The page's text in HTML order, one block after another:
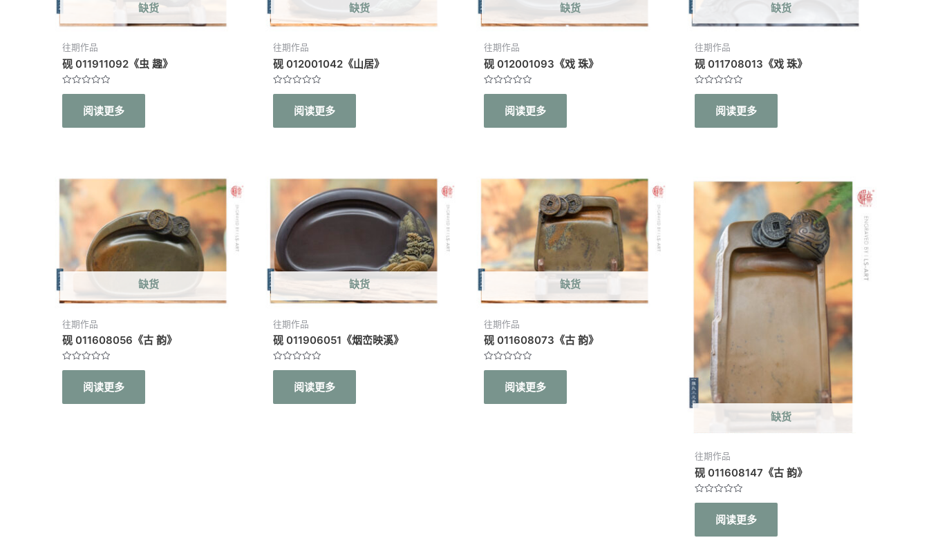
缺货
往期作品
砚 011911092《虫 趣》
评
&sol;
5
阅读更多
缺货
往期作品
砚 012001042《山居》
评
&sol;
5
阅读更多
缺货
往期作品
砚 012001093《戏 珠》
评
&sol;
5
阅读更多
缺货
往期作品
砚 011708013《戏 珠》
评
&sol;
5
阅读更多
缺货
往期作品
砚 011608056《古 韵》
评
&sol;
5
阅读更多
缺货
往期作品
砚 011906051《烟峦映溪》
评
&sol;
5
阅读更多
缺货
往期作品
砚 011608073《古 韵》
评
&sol;
5
阅读更多
缺货
往期作品
砚 011608147《古 韵》
评
&sol;
5
阅读更多